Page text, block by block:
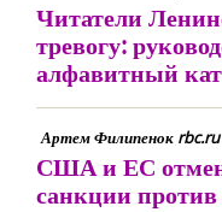
Читатели
тревогу:
алфавитный
Артем Филипенок rbc.ru
США и ЕС
санкции